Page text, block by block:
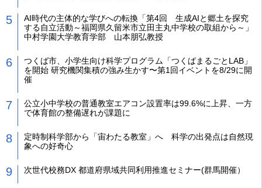
AI時代の主体的な学びへの転換「第4回 生成AIと郷土を探究
する自立活動～福岡県久留米市立田主丸中学校の取組から～」
中村学園大学教育学部 山本朋弘教授
つくば市、小学生向け科学プログラム「つくばまるごとLAB」
を開始 研究機関集積の強み生かす〜第1回イベントを8/29に開
催
公立小中学校の普通教室エアコン設置率は99.6%に上昇、一方
で体育館の整備遅れが課題に
定時制科学部から「宙わたる教室」へ 科学の出発点は自然現
象への好奇心
次世代校務DX 都道府県域共同利用推進セミナー(群馬開催）